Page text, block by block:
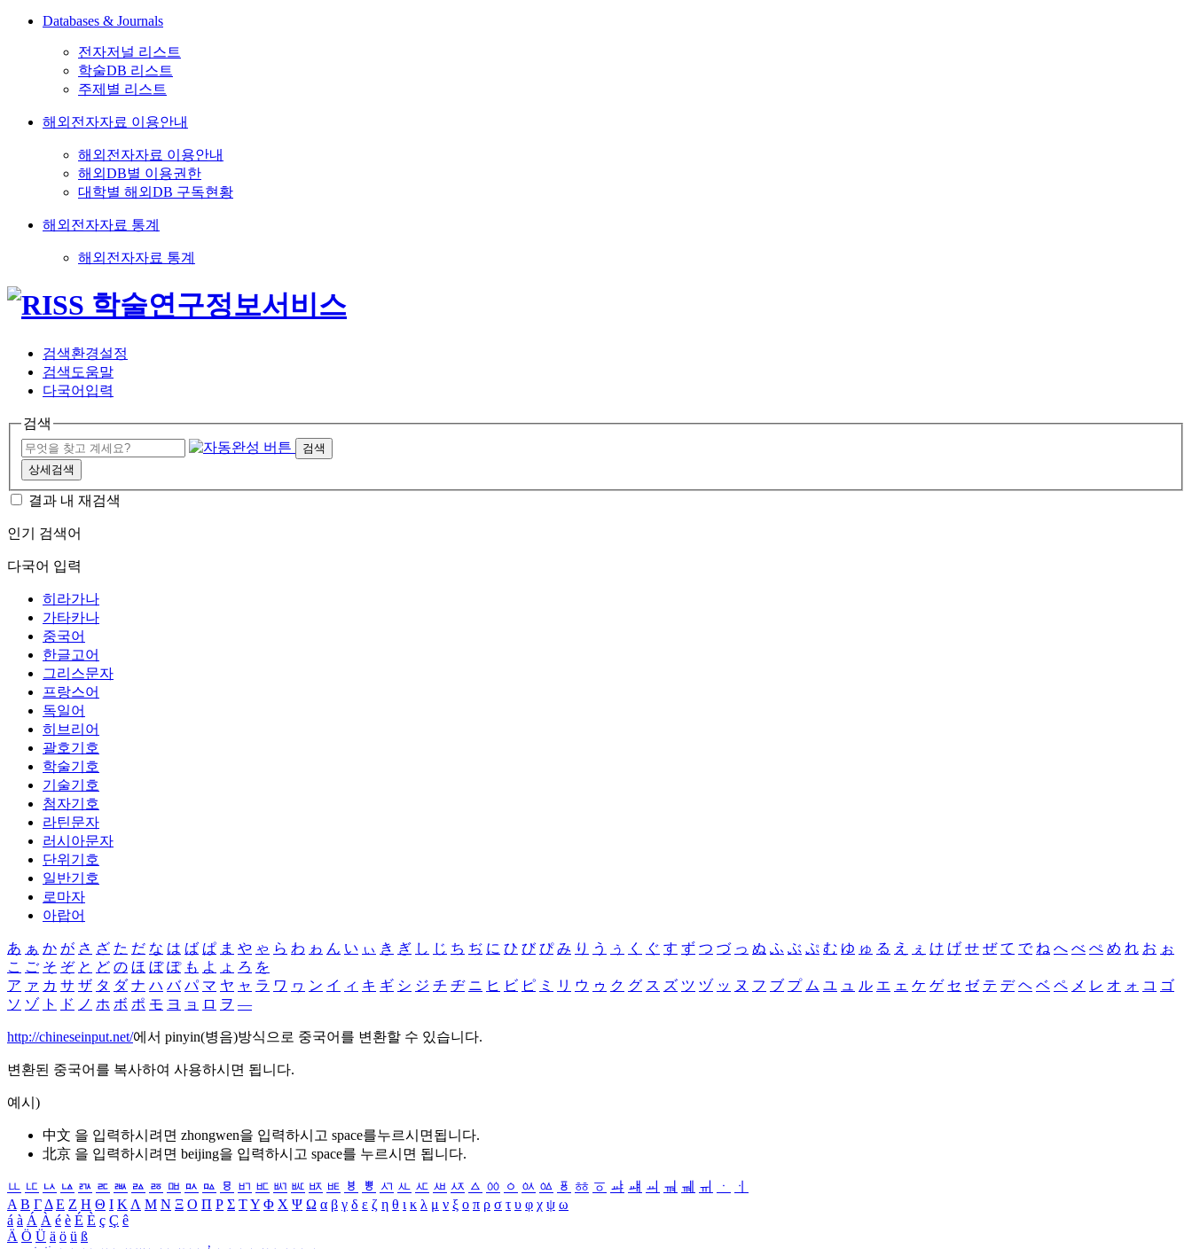
Databases & Journals
전자저널 리스트
학술DB 리스트
주제별 리스트
해외전자자료 이용안내
해외전자자료 이용안내
해외DB별 이용권한
대학별 해외DB 구독현황
해외전자자료 통계
해외전자자료 통계
검색환경설정
검색도움말
다국어입력
검색
검색
상세검색
결과 내 재검색
인기 검색어
다국어 입력
히라가나
가타카나
중국어
한글고어
그리스문자
프랑스어
독일어
히브리어
괄호기호
학술기호
기술기호
첨자기호
라틴문자
러시아문자
단위기호
일반기호
로마자
아랍어
あ ぁ か が さ ざ た だ な は ば ぱ ま や ゃ ら わ ゎ ん い ぃ き ぎ し じ ち ぢ に ひ び ぴ み り う ぅ く ぐ す ず つ づ っ ぬ ふ ぶ ぷ む ゆ ゅ る え ぇ け げ せ ぜ て で ね へ べ ぺ め れ お ぉ
こ ご そ ぞ と ど の ほ ぼ ぽ も よ ょ ろ を
ア ァ カ サ ザ タ ダ ナ ハ バ パ マ ヤ ャ ラ ワ ヮ ン イ ィ キ ギ シ ジ チ ヂ ニ ヒ ビ ピ ミ リ ウ ゥ ク グ ス ズ ツ ヅ ッ ヌ フ ブ プ ム ユ ュ ル エ ェ ケ ゲ セ ゼ テ デ ヘ ベ ペ メ レ オ ォ コ ゴ
ソ ゾ ト ド ノ ホ ボ ポ モ ヨ ョ ロ ヲ ―
http://chineseinput.net/에서 pinyin(병음)방식으로 중국어를 변환할 수 있습니다.
변환된 중국어를 복사하여 사용하시면 됩니다.
예시)
中文 을 입력하시려면 zhongwen을 입력하시고 space를누르시면됩니다.
北京 을 입력하시려면 beijing을 입력하시고 space를 누르시면 됩니다.
ㅥ ㅦ ㅧ ㅨ ㅩ ㅪ ㅫ ㅬ ㅭ ㅮ ㅯ ㅰ ㅱ ㅲ ㅳ ㅴ ㅵ ㅶ ㅷ ㅸ ㅹ ㅺ ㅻ ㅼ ㅽ ㅾ ㅿ ㆀ ㆁ ㆂ ㆃ ㆄ ㆅ ㆆ ㆇ ㆈ ㆉ ㆊ ㆋ ㆌ ㆍ
ㆎ
Α Β ΓΔ Ε Ζ Η Θ Ι ΚΛ Μ Ν Ξ Ο Π Ρ Σ ΤΥ Φ Χ Ψ Ω α β γ δ ε ζ η θ ι κ λ μ ν ξ ο π ρ σ τ υ φ χ ψ ω
á à Á À é è É È ç Ç ê
Ä Ö Ü ä ö ü ß